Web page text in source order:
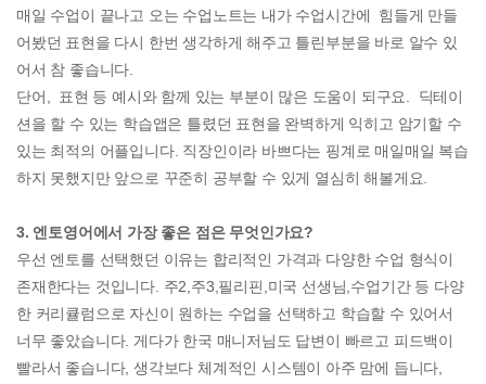
매일 수업이 끝나고 오는 수업노트는 내가 수업시간에 힘들게 만들
어봤던 표현을 다시 한번 생각하게 해주고 틀린부분을 바로 알수 있
어서 참 좋습니다.
단어, 표현 등 예시와 함께 있는 부분이 많은 도움이 되구요. 딕테이
션을 할 수 있는 학습앱은 틀렸던 표현을 완벽하게 익히고 암기할 수
있는 최적의 어플입니다. 직장인이라 바쁘다는 핑계로 매일매일 복습
하지 못했지만 앞으로 꾸준히 공부할 수 있게 열심히 해볼게요.
3. 엔토영어에서 가장 좋은 점은 무엇인가요?
우선 엔토를 선택했던 이유는 합리적인 가격과 다양한 수업 형식이
존재한다는 것입니다. 주2,주3,필리핀,미국 선생님,수업기간 등 다양
한 커리큘럼으로 자신이 원하는 수업을 선택하고 학습할 수 있어서
너무 좋았습니다. 게다가 한국 매니저님도 답변이 빠르고 피드백이
빨라서 좋습니다, 생각보다 체계적인 시스템이 아주 맘에 듭니다,